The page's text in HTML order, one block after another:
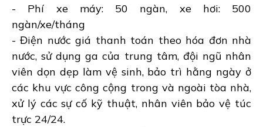
- Phí xe máy: 50 ngàn, xe hơi: 500
ngàn/xe/tháng
- Điện nước giá thanh toán theo hóa đơn nhà
nước, sử dụng ga của trung tâm, đội ngũ nhân
viên dọn dẹp làm vệ sinh, bảo trì hằng ngày ở
các khu vực công cộng trong và ngoài tòa nhà,
xử lý các sự cố kỹ thuật, nhân viên bảo vệ túc
trực 24/24.